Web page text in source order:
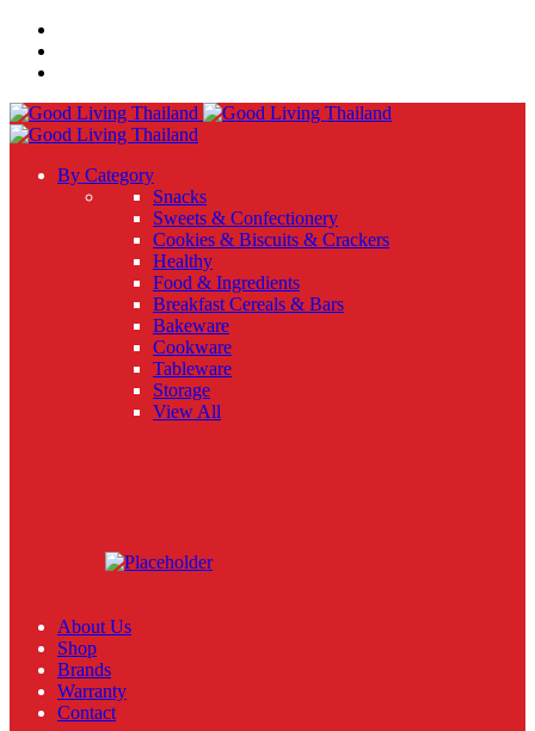
By Category
Snacks
Sweets & Confectionery
Cookies & Biscuits & Crackers
Healthy
Food & Ingredients
Breakfast Cereals & Bars
Bakeware
Cookware
Tableware
Storage
View All
About Us
Shop
Brands
Warranty
Contact